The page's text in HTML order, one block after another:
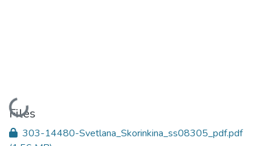
Loading...
Files
303-14480-Svetlana_Skorinkina_ss08305_pdf.pdf